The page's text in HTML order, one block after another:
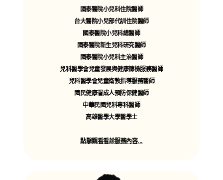
國泰醫院小兒科住院醫師
台大醫院小兒部代訓住院醫師
國泰醫院小兒科總醫師
國泰醫院新生兒科研究醫師
國泰醫院小兒科主治醫師
兒科醫學會兒童發展與健康篩檢服務醫師
兒科醫學會兒童衛教指導服務醫師
國民健康署成人預防保健醫師
中華民國兒科專科醫師
高雄醫學大學醫學士
點擊觀看看診服務內容...
過敏性鼻炎/氣喘/異位性皮膚炎
成人一般皮膚病
青春痘/頭皮屑/脂漏性皮膚炎
汗斑/香港腳/體癬/足癬/灰指甲
蜂窩性組織炎/皮膚乾癢
成人一般外傷處理
傷口換藥/動物咬傷/燙傷處理
成人慢性疾病
高血壓/糖尿病/高血脂/痛風
攝護腺肥大/貧血/睡眠障礙/焦慮